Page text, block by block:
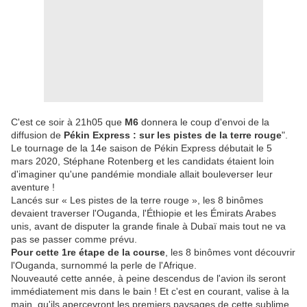
C'est ce soir à 21h05 que M6 donnera le coup d'envoi de la
diffusion de Pékin Express : sur les pistes de la terre rouge".
Le tournage de la 14e saison de Pékin Express débutait le 5
mars 2020, Stéphane Rotenberg et les candidats étaient loin
d'imaginer qu'une pandémie mondiale allait bouleverser leur
aventure !
Lancés sur « Les pistes de la terre rouge », les 8 binômes
devaient traverser l'Ouganda, l'Éthiopie et les Émirats Arabes
unis, avant de disputer la grande finale à Dubaï mais tout ne va
pas se passer comme prévu.
Pour cette 1re étape de la course , les 8 binômes vont découvrir
l'Ouganda, surnommé la perle de l'Afrique.
Nouveauté cette année, à peine descendus de l'avion ils seront
immédiatement mis dans le bain ! Et c'est en courant, valise à la
main, qu'ils apercevront les premiers paysages de cette sublime